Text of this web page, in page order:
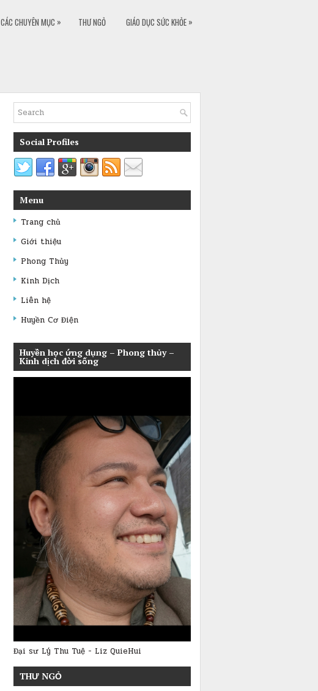
CÁC CHUYÊN MỤC » THƯ NGỎ GIÁO DỤC SỨC KHỎE »
Social Profiles
Menu
Trang chủ
Giới thiệu
Phong Thủy
Kinh Dịch
Liên hệ
Huyền Cơ Điện
Huyền học ứng dụng – Phong thủy –
Kinh dịch đời sống
Đại sư Lý Thu Tuệ - Liz QuieHui
THƯ NGỎ